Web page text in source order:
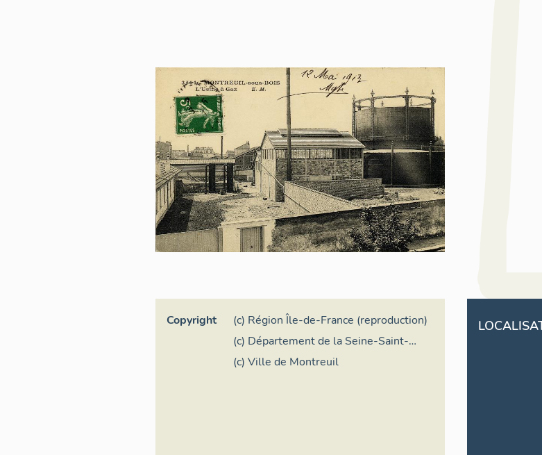
Copyright
(c) Région Île-de-France (reproduction)
(c) Département de la Seine-Saint-
Denis
(c) Ville de Montreuil